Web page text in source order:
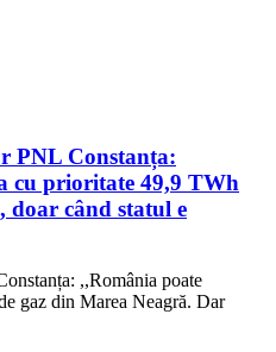
PNL Constanța:
cu prioritate 49,9 TWh
doar când statul e
,,România poate
gaz din Marea Neagră. Dar